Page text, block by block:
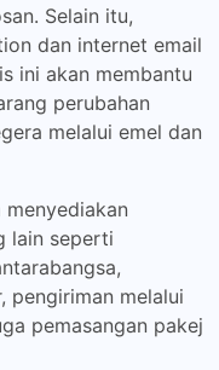
Selain itu,
dan internet email
ini akan membantu
perubahan
melalui emel dan
menyediakan
lain seperti
pengiriman melalui
pemasangan pakej